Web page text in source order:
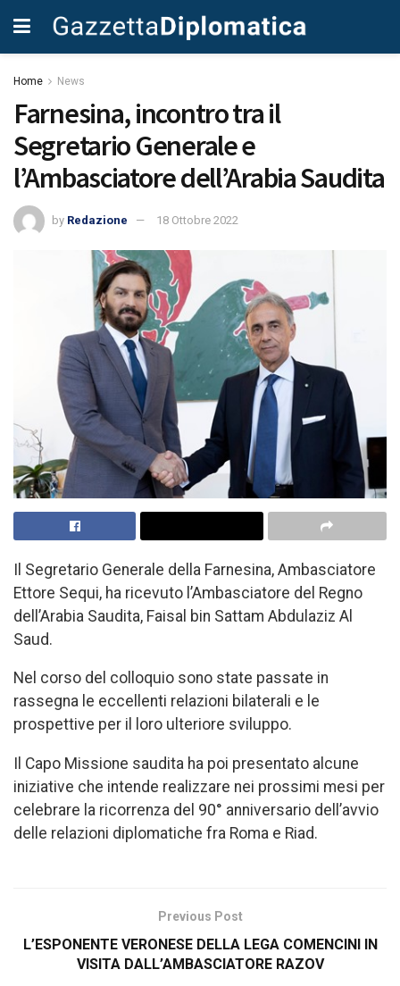
Home News
Farnesina, incontro tra il
Segretario Generale e
l’Ambasciatore dell’Arabia Saudita
by Redazione 18 Ottobre 2022
Il Segretario Generale della Farnesina, Ambasciatore
Ettore Sequi, ha ricevuto l’Ambasciatore del Regno
dell’Arabia Saudita, Faisal bin Sattam Abdulaziz Al
Saud.
Nel corso del colloquio sono state passate in
rassegna le eccellenti relazioni bilaterali e le
prospettive per il loro ulteriore sviluppo.
Il Capo Missione saudita ha poi presentato alcune
iniziative che intende realizzare nei prossimi mesi per
celebrare la ricorrenza del 90° anniversario dell’avvio
delle relazioni diplomatiche fra Roma e Riad.
Previous Post
L’ESPONENTE VERONESE DELLA LEGA COMENCINI IN
VISITA DALL’AMBASCIATORE RAZOV